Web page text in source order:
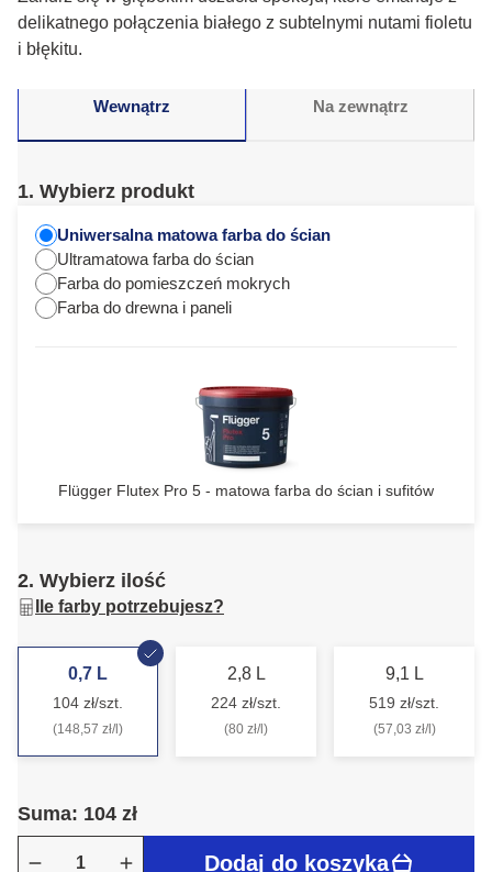
delikatnego połączenia białego z subtelnymi nutami fioletu
i błękitu.
Wewnątrz Na zewnątrz
1. Wybierz produkt
Uniwersalna matowa farba do ścian
Ultramatowa farba do ścian
Farba do pomieszczeń mokrych
Farba do drewna i paneli
Flügger Flutex Pro 5 - matowa farba do ścian i sufitów
2. Wybierz ilość
Ile farby potrzebujesz?
0,7 L
104 zł/szt.
(148,57 zł/l)
2,8 L
224 zł/szt.
(80 zł/l)
9,1 L
519 zł/szt.
(57,03 zł/l)
Suma: 104 zł
Dodaj do koszyka